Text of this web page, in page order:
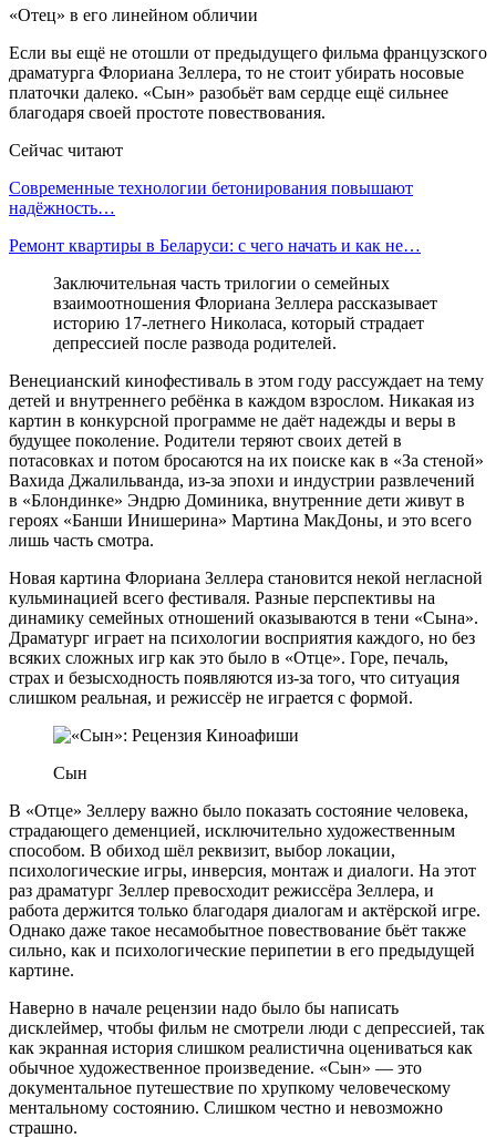
«Отец» в его линейном обличии
Если вы ещё не отошли от предыдущего фильма французского
драматурга Флориана Зеллера, то не стоит убирать носовые
платочки далеко. «Сын» разобьёт вам сердце ещё сильнее
благодаря своей простоте повествования.
Сейчас читают
Современные технологии бетонирования повышают
надёжность…
Ремонт квартиры в Беларуси: с чего начать и как не…
Заключительная часть трилогии о семейных
взаимоотношения Флориана Зеллера рассказывает
историю 17-летнего Николаса, который страдает
депрессией после развода родителей.
Венецианский кинофестиваль в этом году рассуждает на тему
детей и внутреннего ребёнка в каждом взрослом. Никакая из
картин в конкурсной программе не даёт надежды и веры в
будущее поколение. Родители теряют своих детей в
потасовках и потом бросаются на их поиске как в «За стеной»
Вахида Джалильванда, из-за эпохи и индустрии развлечений
в «Блондинке» Эндрю Доминика, внутренние дети живут в
героях «Банши Инишерина» Мартина МакДоны, и это всего
лишь часть смотра.
Новая картина Флориана Зеллера становится некой негласной
кульминацией всего фестиваля. Разные перспективы на
динамику семейных отношений оказываются в тени «Сына».
Драматург играет на психологии восприятия каждого, но без
всяких сложных игр как это было в «Отце». Горе, печаль,
страх и безысходность появляются из-за того, что ситуация
слишком реальная, и режиссёр не играется с формой.
Сын
В «Отце» Зеллеру важно было показать состояние человека,
страдающего деменцией, исключительно художественным
способом. В обиход шëл реквизит, выбор локации,
психологические игры, инверсия, монтаж и диалоги. На этот
раз драматург Зеллер превосходит режиссёра Зеллера, и
работа держится только благодаря диалогам и актёрской игре.
Однако даже такое несамобытное повествование бьёт также
сильно, как и психологические перипетии в его предыдущей
картине.
Наверно в начале рецензии надо было бы написать
дисклеймер, чтобы фильм не смотрели люди с депрессией, так
как экранная история слишком реалистична оцениваться как
обычное художественное произведение. «Сын» — это
документальное путешествие по хрупкому человеческому
ментальному состоянию. Слишком честно и невозможно
страшно.